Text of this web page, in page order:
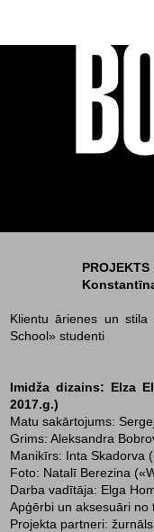
Klientu ārienes un stila
School» studenti
Imidža dizains: Elza
2017.g.)
Matu sakārtojums:
Grims: Aleksandra
Manikīrs: Inta Skadorva
Foto: Natalī Berezina
Darba vadītāja: Elga
Apģērbi un aksesuāri
Projekta partneri: